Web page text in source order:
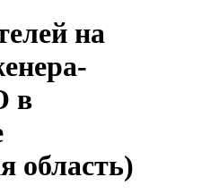
на
в
область)